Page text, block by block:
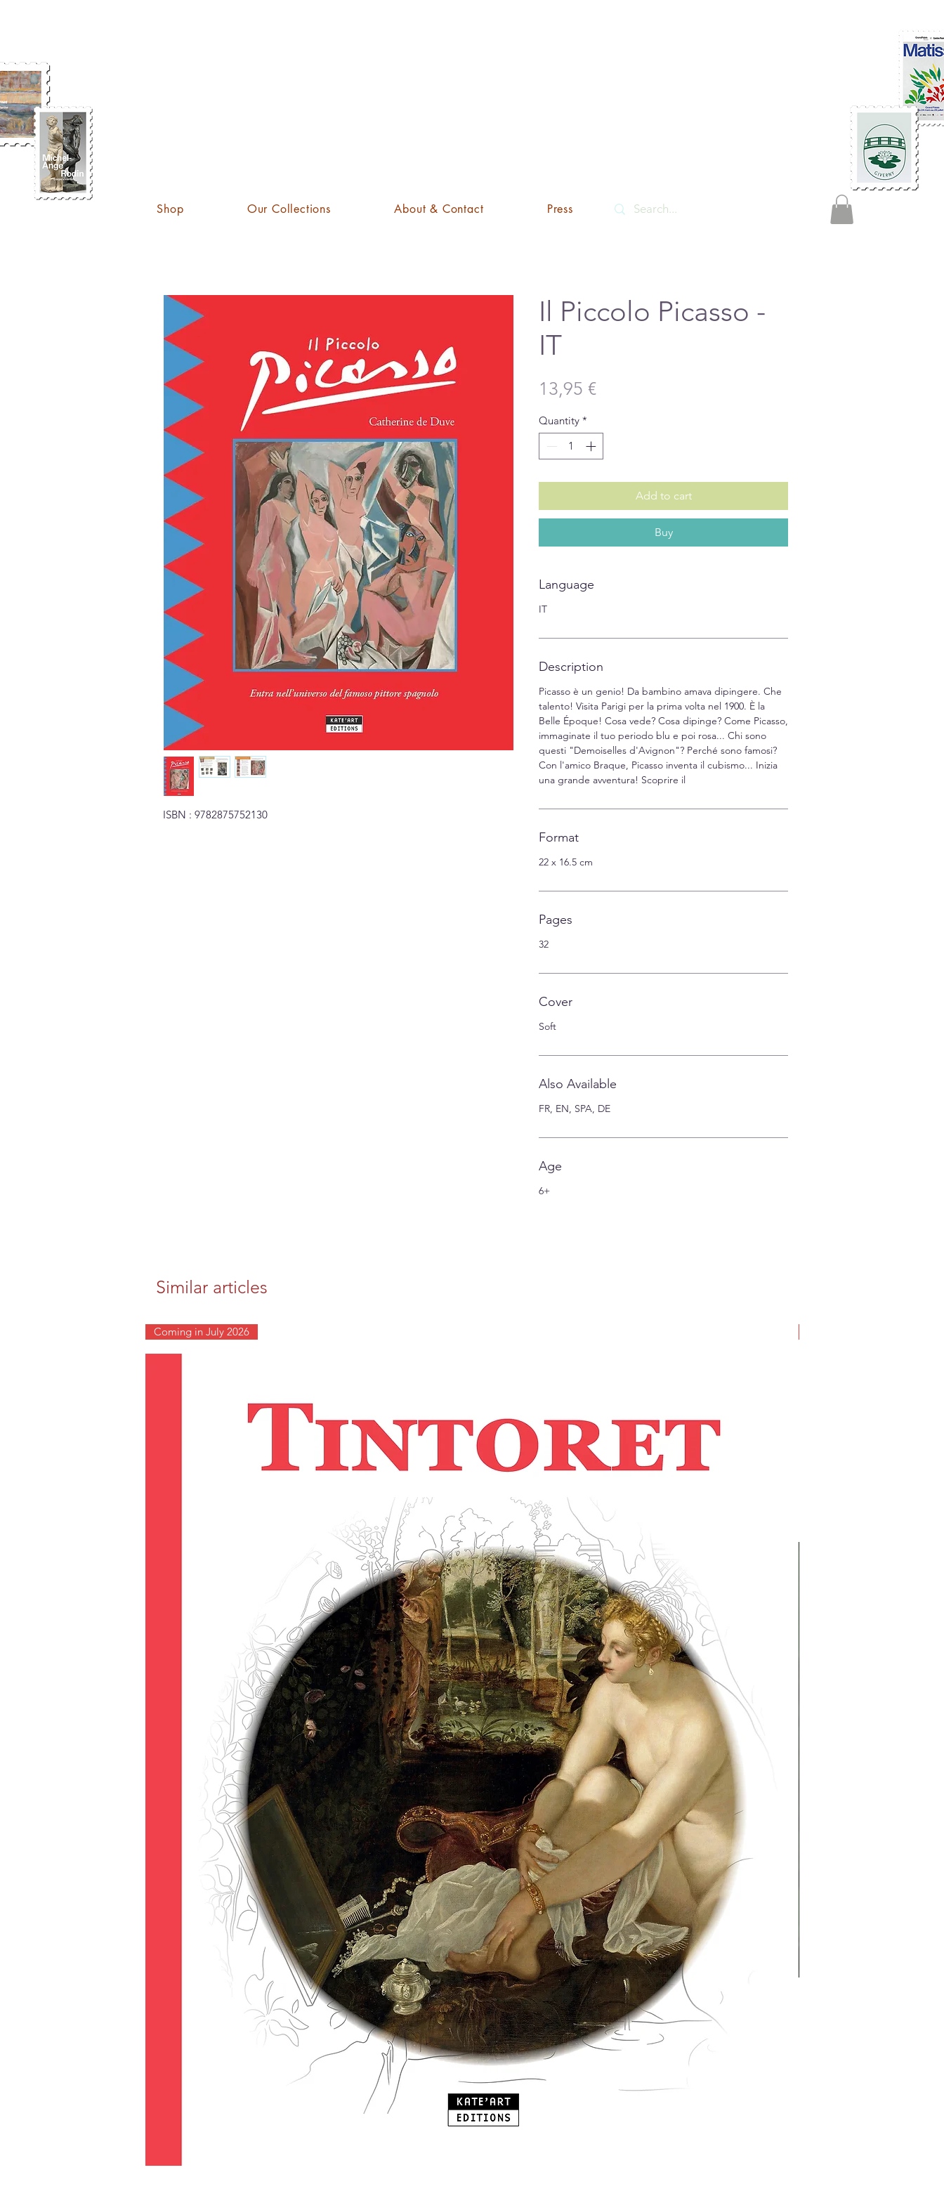
Shop Our Collections About & Contact Press
ISBN : 9782875752130
Il Piccolo Picasso -
IT
13,95 €Price
Quantity *
Add to cart
Buy
Language
IT
Description
Picasso è un genio! Da bambino amava dipingere. Che
talento! Visita Parigi per la prima volta nel 1900. È la
Belle Époque! Cosa vede? Cosa dipinge? Come Picasso,
immaginate il tuo periodo blu e poi rosa... Chi sono
questi "Demoiselles d'Avignon"? Perché sono famosi?
Con l'amico Braque, Picasso inventa il cubismo... Inizia
una grande avventura! Scoprire il
Format
22 x 16.5 cm
Pages
32
Cover
Soft
Also Available
FR, EN, SPA, DE
Age
6+
Similar articles
Coming in July 2026